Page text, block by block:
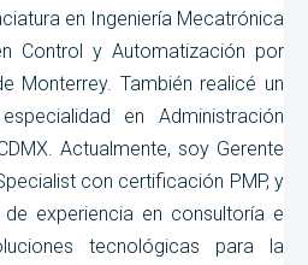
en Ingeniería Mecatrónica
Control y Automatización por
Monterrey. También realicé un
en Administración
Actualmente, soy Gerente
con certificación PMP, y
experiencia en consultoría e
tecnológicas para la